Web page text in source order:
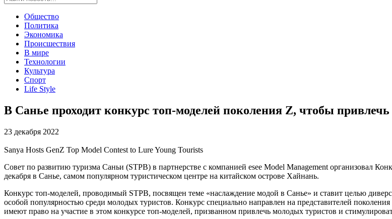
Общество
Политика
Экономика
Происшествия
В мире
Технологии
Культура
Спорт
Life Style
В Санье проходит конкурс топ-моделей поколения Z, чтобы
23 декабря 2022
Sanya Hosts GenZ Top Model Contest to Lure Young Tourists
Совет по развитию туризма Саньи (STPB) в партнерстве с компанией esee Model Management организовал
декабря в Санье, самом популярном туристическом центре на китайском острове Хайнань.
Конкурс топ-моделей, проводимый STPB, посвящен теме «наслаждение модой в Санье» и ставит целью
особой популярностью среди молодых туристов. Конкурс специально направлен на представителей
имеют право на участие в этом конкурсе топ-моделей, призванном привлечь молодых туристов и